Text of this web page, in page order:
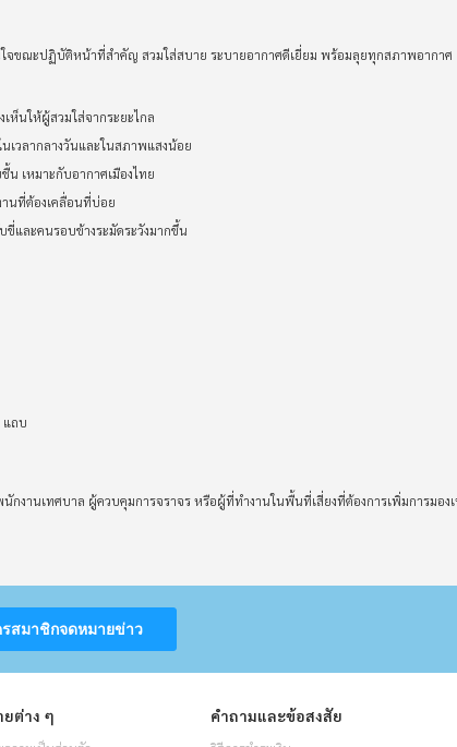
จขณะปฏิบัติหน้าที่สำคัญ สวมใส่สบาย ระบายอากาศดีเยี่ยม พร้อมลุยทุกสภาพอากาศ
ห็นให้ผู้สวมใส่จากระยะไกล
เวลากลางวันและในสภาพแสงน้อย
เหมาะกับอากาศเมืองไทย
านที่ต้องเคลื่อนที่บ่อย
ขี่และคนรอบข้างระมัดระวังมากขึ้น
แถบ
งานเทศบาล ผู้ควบคุมการจราจร หรือผู้ที่ทำงานในพื้นที่เสี่ยงที่ต้องการเพิ่มการมอง
สมาชิกจดหมายข่าว
ยต่าง ๆ คำถามและข้อสงสัย